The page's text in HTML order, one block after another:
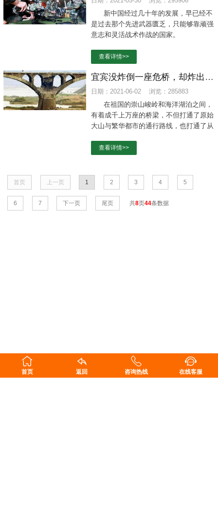
新中国经过几十年的发展，早已经不
是过去那个先进武器匮乏，只能够靠顽强
意志和灵活战术作战的国家。
查看详情>>
宜宾没炸倒一座危桥，却炸出一群“伪专家”
日期：2021-06-02 浏览：285883
在祖国的崇山峻岭和海洋湖泊之间，
有着成千上万座的桥梁，不但打通了原始
大山与繁华都市的通行路线，也打通了从
查看详情>>
首页 上一页 1 2 3 4 5
6 7 下一页 尾页 共8页44条数据
首页 返回 咨询热线 在线客服